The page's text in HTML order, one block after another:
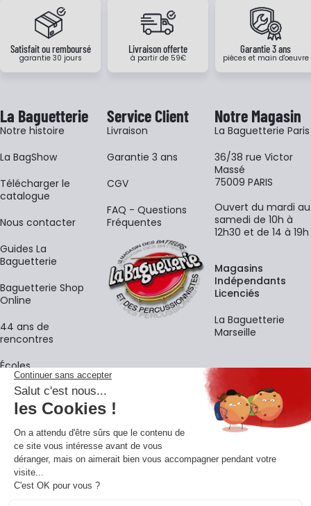
Satisfait ou remboursé
garantie 30 jours
Livraison offerte
à partir de 59€
Garantie 3 ans
pièces et main d'oeuvre
La Baguetterie
Notre histoire
La BagShow
​Télécharger le
catalogue
Nous contacter
Guides La
Baguetterie
Baguetterie Shop
Online
44 ans de
rencontres
Écoles
Service Client
Livraison
Garantie 3 ans
CGV
FAQ - Questions
Fréquentes
Notre Magasin
La Baguetterie Paris
36/38 rue Victor
Massé
75009 PARIS
Ouvert du mardi au
samedi de 10h à
12h30 et de 14 à 19h
Magasins
Indépendants
Licenciés
La Baguetterie
Marseille
La newsletter
Adresse e-mail
En vous inscrivant à notre newsletter, vous acceptez notre
confidentialité.
Retrouvons-nous sur